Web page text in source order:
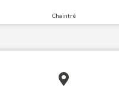
Chaintré